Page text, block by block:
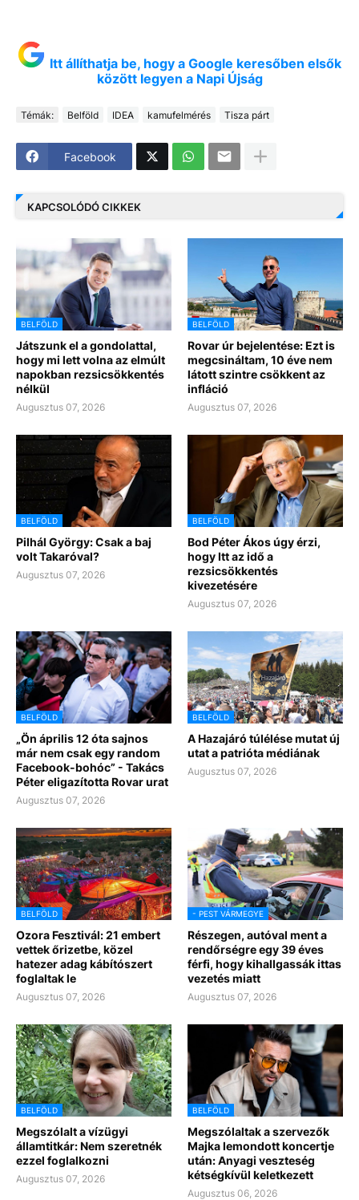
Itt állíthatja be, hogy a Google keresőben elsők
között legyen a Napi Újság
Témák: Belföld IDEA kamufelmérés Tisza párt
Facebook
KAPCSOLÓDÓ CIKKEK
BELFÖLD
Játszunk el a gondolattal,
hogy mi lett volna az elmúlt
napokban rezsicsökkentés
nélkül
Augusztus 07, 2026
BELFÖLD
Rovar úr bejelentése: Ezt is
megcsináltam, 10 éve nem
látott szintre csökkent az
infláció
Augusztus 07, 2026
BELFÖLD
Pilhál György: Csak a baj
volt Takaróval?
Augusztus 07, 2026
BELFÖLD
Bod Péter Ákos úgy érzi,
hogy Itt az idő a
rezsicsökkentés
kivezetésére
Augusztus 07, 2026
BELFÖLD
„Ön április 12 óta sajnos
már nem csak egy random
Facebook-bohóc” - Takács
Péter eligazította Rovar urat
Augusztus 07, 2026
BELFÖLD
A Hazajáró túlélése mutat új
utat a patrióta médiának
Augusztus 07, 2026
BELFÖLD
Ozora Fesztivál: 21 embert
vettek őrizetbe, közel
hatezer adag kábítószert
foglaltak le
Augusztus 07, 2026
- PEST VÁRMEGYE
Részegen, autóval ment a
rendőrségre egy 39 éves
férfi, hogy kihallgassák ittas
vezetés miatt
Augusztus 07, 2026
BELFÖLD
Megszólalt a vízügyi
államtitkár: Nem szeretnék
ezzel foglalkozni
Augusztus 07, 2026
BELFÖLD
Megszólaltak a szervezők
Majka lemondott koncertje
után: Anyagi veszteség
kétségkívül keletkezett
Augusztus 06, 2026